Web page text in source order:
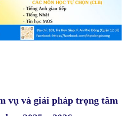
vụ và giải pháp trọng tâm